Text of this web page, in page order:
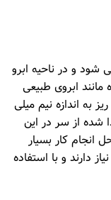
شود و در ناحیه ابرو
ابروی طبیعی
به اندازه نیم میلی
شده از سر در این
انجام کار بسیار
دارند و با استفاده